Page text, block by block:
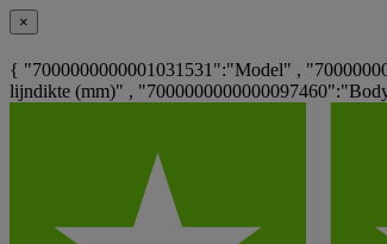
×
{ "7000000000001031531":"Model" ,
lijndikte (mm)" ,